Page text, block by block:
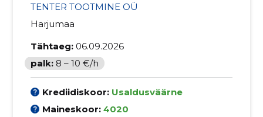
TENTER TOOTMINE OÜ
Harjumaa
Tähtaeg: 06.09.2026
palk: 8 – 10 €/h
Krediidiskoor: Usaldusväärne
Maineskoor: 4020